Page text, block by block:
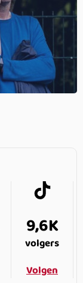
9,6K
volgers
Volgen